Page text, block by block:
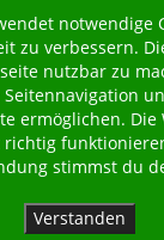
notwendige
zu verbessern.
nutzbar zu
ermöglichen. Die
richtig
stimmst du
Verstanden